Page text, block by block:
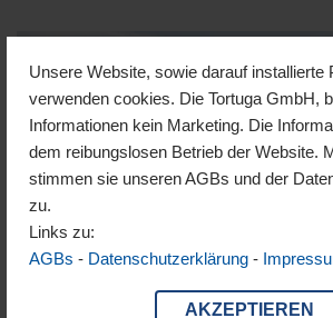
Unsere Website, sowie darauf installierte
verwenden cookies. Die Tortuga GmbH,
Informationen kein Marketing. Die
dem reibungslosen Betrieb der Website.
stimmen sie unseren AGBs und der
zu.
Links zu:
AGBs - Datenschutzerklärung -
AKZEPTIEREN